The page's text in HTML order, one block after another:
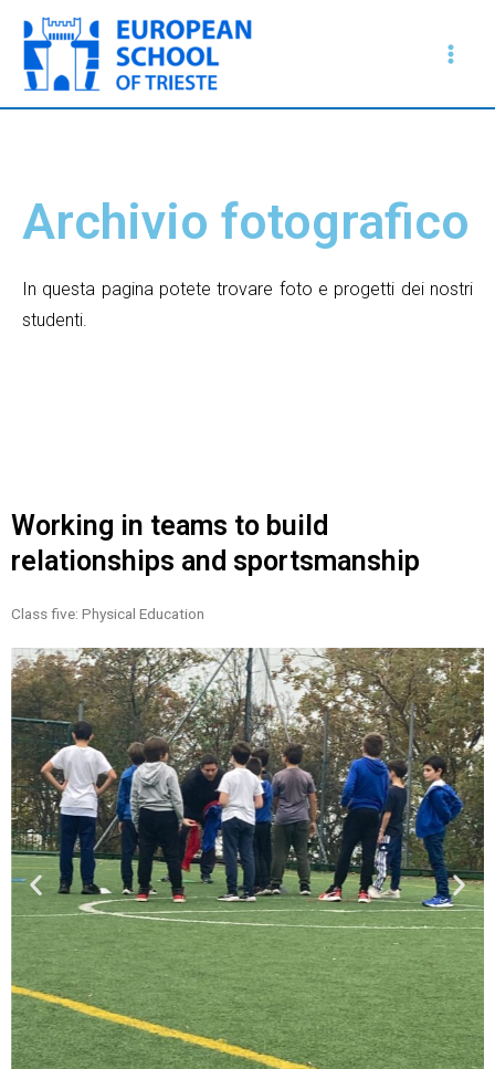
contenuto
Archivio fotografico
In questa pagina potete trovare foto e progetti dei nostri
studenti.
Working in teams to build
relationships and sportsmanship
Class five: Physical Education